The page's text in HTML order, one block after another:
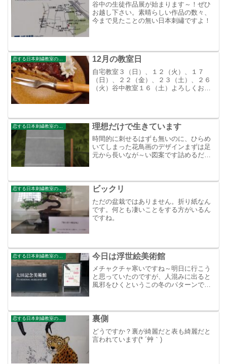
谷中の生徒作品展が始まります～！ぜひ
お越し下さい。素晴らしい作品の数々、
今まで見たことの無い日本刺繡ですよ！
恋する日本刺繍教室のブログ 12月の教室日
自宅教室３（日）、１２（火）、１７
（日）、２２（金）、２３（土）、２６
（火）谷中教室１６（土）よろしくお願
理想だけで生きています
時間的に刺せるはずも無いのに、ひらめ
いてしまった花鳥画のデザインまずは足
元から長いなが～い図案です詰めるだけ
恋する日本刺繍教室のブログ ビックリ
ただの盆栽ではありません。折り紙なん
です。何とも凄いことをする方がいるん
ですね。
今日は浮世絵美術館
メチャクチャ寒いですね～明日に行こう
と思っていたのですが、人混みに出ると
風邪をひくというこの冬のパターンで４
記念美術館！面白かったです。そして、
何処にも寄らずに帰宅
恋する日本刺繍教室のブログ 裏側
どうですか？裏が綺麗だと表も綺麗だと
言われています(* ´艸｀)